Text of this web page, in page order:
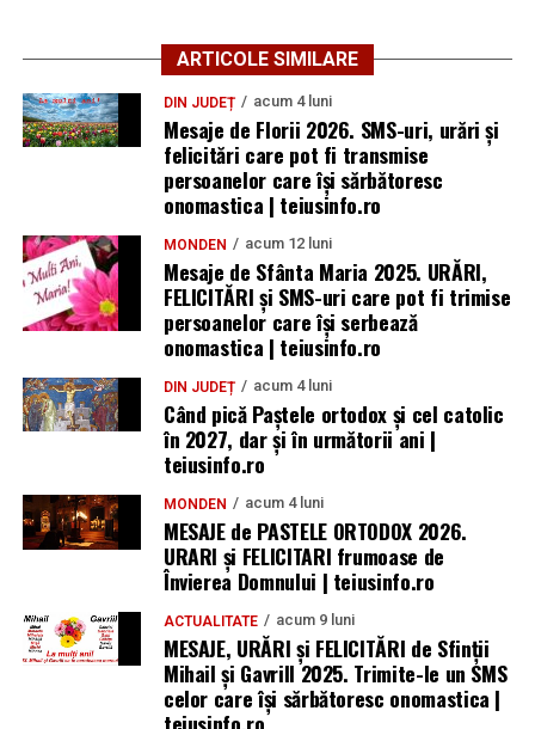
ARTICOLE SIMILARE
DIN JUDEȚ acum 4 luni
Mesaje de Florii 2026. SMS-uri, urări și
felicitări care pot fi transmise
persoanelor care îşi sărbătoresc
onomastica | teiusinfo.ro
MONDEN acum 12 luni
Mesaje de Sfânta Maria 2025. URĂRI,
FELICITĂRI și SMS-uri care pot fi trimise
persoanelor care își serbează
onomastica | teiusinfo.ro
DIN JUDEȚ acum 4 luni
Când pică Paștele ortodox și cel catolic
în 2027, dar și în următorii ani |
teiusinfo.ro
MONDEN acum 4 luni
MESAJE de PASTELE ORTODOX 2026.
URARI și FELICITARI frumoase de
Învierea Domnului | teiusinfo.ro
ACTUALITATE acum 9 luni
MESAJE, URĂRI și FELICITĂRI de Sfinții
Mihail și Gavrill 2025. Trimite-le un SMS
celor care își sărbătoresc onomastica |